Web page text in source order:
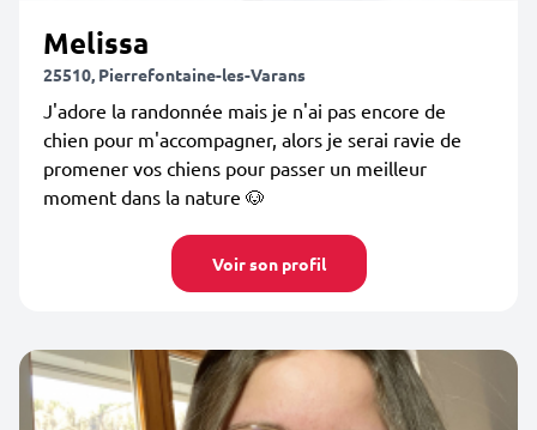
Melissa
25510, Pierrefontaine-les-Varans
J'adore la randonnée mais je n'ai pas encore de
chien pour m'accompagner, alors je serai ravie de
promener vos chiens pour passer un meilleur
moment dans la nature 🐶
Voir son profil